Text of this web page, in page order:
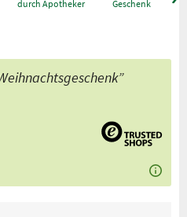
durch Apotheker
Geschenk